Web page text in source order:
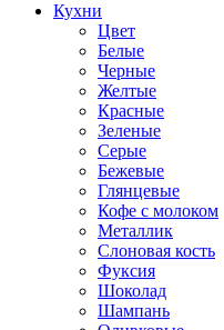
Кухни
Цвет
Белые
Черные
Желтые
Красные
Зеленые
Серые
Бежевые
Глянцевые
Кофе с молоком
Металлик
Слоновая кость
Фуксия
Шоколад
Шампань